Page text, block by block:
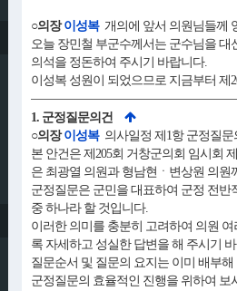
○의장이성복개의에 앞서 의원님들께
오늘 장민철 부군수께서는 군수님을 대
의석을 정돈하여 주시기 바랍니다.
이성복 성원이 되었으므로 지금부터 제
1. 군정질문의건
○의장이성복의사일정 제1항 군정질문
본 안건은 제205회 거창군의회 임시회
은 최광열 의원과 형남현ㆍ변상원 의원
군정질문은 군민을 대표하여 군정 전
중 하나라 할 것입니다.
이러한 의미를 충분히 고려하여 의원
록 자세하고 성실한 답변을 해 주시기
질문순서 및 질문의 요지는 이미 배부
군정질문의 효율적인 진행을 위하여